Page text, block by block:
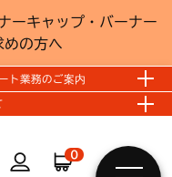
ーキャップ・バーナー
めの方へ
ト業務のご案内
0